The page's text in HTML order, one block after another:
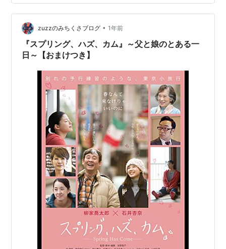
まった瞬間、 そこには想像を超えた世界が広がっていま
した。 呪いによって「本の世界」に飲み込まれていく街
の描写が本当に美しくて…。 特に“本の中の映像表現”が
素晴らしく、 気づいた頃には私自身も、その世界に迷い
込んだような感覚に。 …
zuzzのみちくさブログ • 1年前
『スプリング、ハズ、カム』～父と娘のとある一
日～【おまけつき】